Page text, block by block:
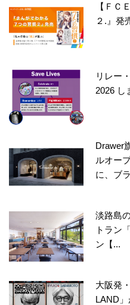
【ＦＣ
２.』発
リレー
2026 し
Drawer
ルオー
に、ブ
淡路島
トラン
ン【...
大阪発
LAND